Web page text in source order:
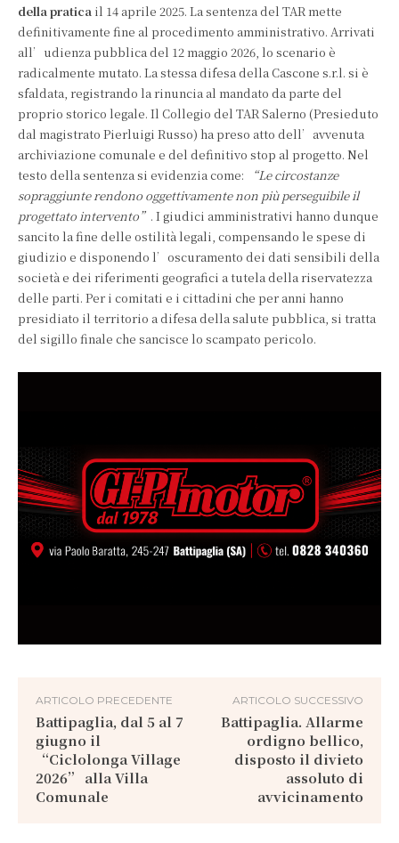
della pratica il 14 aprile 2025. La sentenza del TAR mette
definitivamente fine al procedimento amministrativo. Arrivati
all’udienza pubblica del 12 maggio 2026, lo scenario è
radicalmente mutato. La stessa difesa della Cascone s.r.l. si è
sfaldata, registrando la rinuncia al mandato da parte del
proprio storico legale. Il Collegio del TAR Salerno (Presieduto
dal magistrato Pierluigi Russo) ha preso atto dell’avvenuta
archiviazione comunale e del definitivo stop al progetto. Nel
testo della sentenza si evidenzia come:
“Le circostanze
sopraggiunte rendono oggettivamente non più perseguibile il
progettato intervento” . I giudici amministrativi hanno dunque
sancito la fine delle ostilità legali, compensando le spese di
giudizio e disponendo l’oscuramento dei dati sensibili della
società e dei riferimenti geografici a tutela della riservatezza
delle parti. Per i comitati e i cittadini che per anni hanno
presidiato il territorio a difesa della salute pubblica, si tratta
del sigillo finale che sancisce lo scampato pericolo.
ARTICOLO PRECEDENTE
Battipaglia, dal 5 al 7
giugno il
“Ciclolonga Village
2026” alla Villa
Comunale
ARTICOLO SUCCESSIVO
Battipaglia. Allarme
ordigno bellico,
disposto il divieto
assoluto di
avvicinamento